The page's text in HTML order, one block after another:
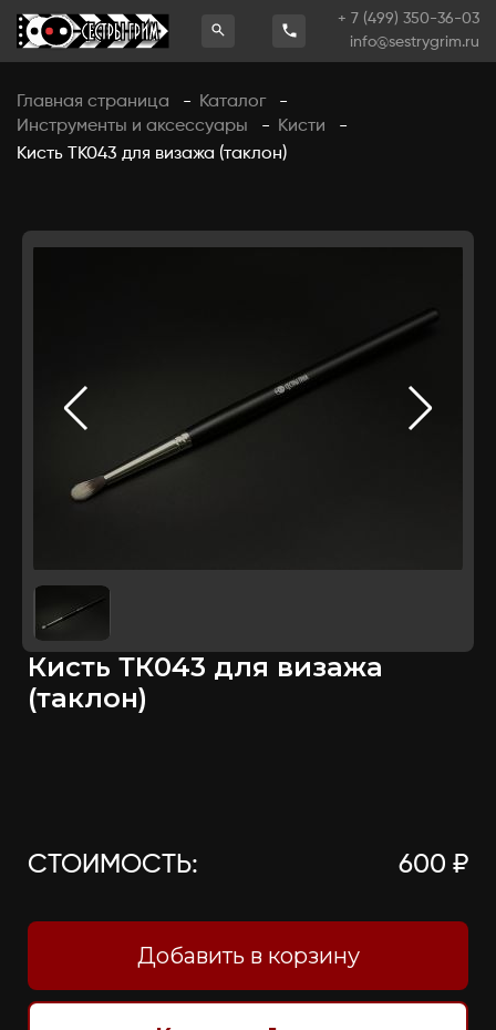
+ 7 (499) 350-36-03
info@sestrygrim.ru
Главная страница - Каталог
-
Инструменты и аксессуары
- Кисти
-
Кисть ТК043 для визажа (таклон)
Кисть ТК043 для визажа
(таклон)
СТОИМОСТЬ: 600 ₽
Добавить в корзину